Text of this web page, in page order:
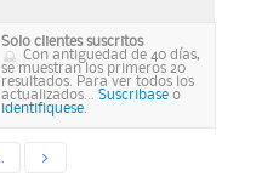
Solo clientes suscritos
Con antiguedad de 40 días,
se muestran los primeros 20
resultados. Para ver todos los
actualizados... Suscribase o
identifiquese.
>